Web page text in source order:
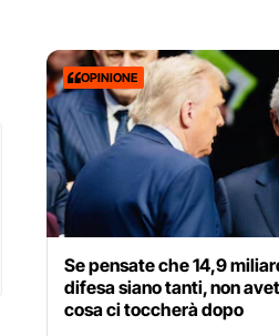
OPINIONE
Se pensate che 14,9
difesa siano tanti, non
cosa ci toccherà dopo